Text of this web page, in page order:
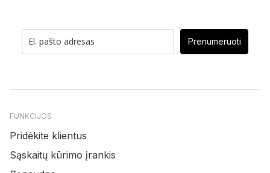
Prenumeruoti
FUNKCIJOS
Pridėkite klientus
Sąskaitų kūrimo įrankis